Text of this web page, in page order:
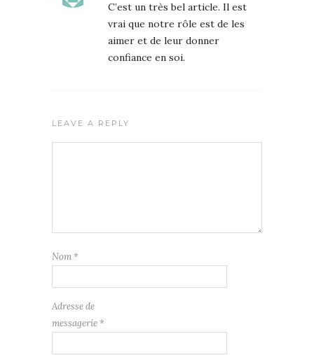
C’est un très bel article. Il est
vrai que notre rôle est de les
aimer et de leur donner
confiance en soi.
LEAVE A REPLY
Nom *
Adresse de
messagerie *